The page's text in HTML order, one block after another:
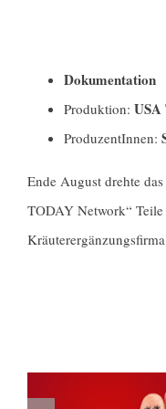
Dokumentation
Produktion:
ProduzentInnen:
Ende August drehte
TODAY Network“